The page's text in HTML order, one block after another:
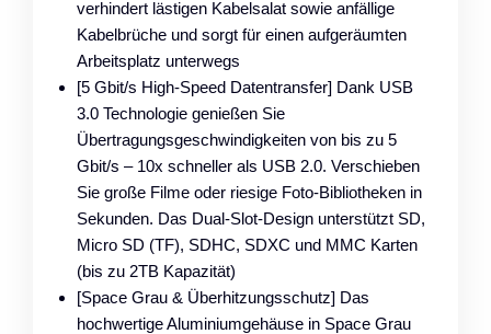
verhindert lästigen Kabelsalat sowie anfällige
Kabelbrüche und sorgt für einen aufgeräumten
Arbeitsplatz unterwegs
[5 Gbit/s High-Speed Datentransfer] Dank USB
3.0 Technologie genießen Sie
Übertragungsgeschwindigkeiten von bis zu 5
Gbit/s – 10x schneller als USB 2.0. Verschieben
Sie große Filme oder riesige Foto-Bibliotheken in
Sekunden. Das Dual-Slot-Design unterstützt SD,
Micro SD (TF), SDHC, SDXC und MMC Karten
(bis zu 2TB Kapazität)
[Space Grau & Überhitzungsschutz] Das
hochwertige Aluminiumgehäuse in Space Grau